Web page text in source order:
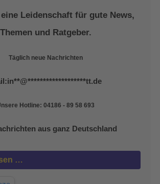
Leidenschaft für gute News,
Themen und Ratgeber.
Täglich neue Nachrichten
in**@*******************tt.de
Hotline: 04186 - 89 58 693
aus ganz Deutschland
…